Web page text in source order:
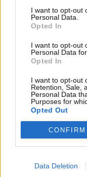
I want to opt-out
Personal Data.
Opted In
I want to opt-out
Personal Data
Opted In
I want to opt-out
Retention, Sale,
Personal Data
Purposes for
Opted Out
CONFIRM
Data Deletion
Sono rimasti tutti